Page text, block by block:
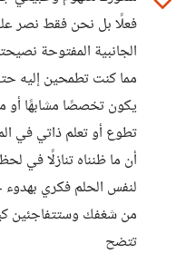
فعلًا بل نحن فقط نصر
الجانبية المفتوحة
مما كنت تطمحين إليه
يكون تخصصًا مشابهًا أو
تطوع أو تعلم ذاتي في
أن ما ظنناه تنازلًا في
لنفس الحلم فكري
من شغفك وستتفاجئين
تتضح